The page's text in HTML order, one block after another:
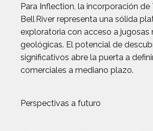
Para Inflection, la incorporación de
Bell River representa una sólida
exploratoria con acceso a jugosas
geológicas. El potencial de
significativos abre la puerta a
comerciales a mediano plazo.
Perspectivas a futuro